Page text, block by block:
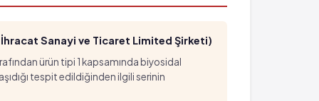
Sanayi ve Ticaret Limited Şirketi)
ürün tipi 1 kapsamında biyosidal
tespit edildiğinden ilgili serinin